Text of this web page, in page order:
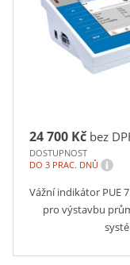
24 700 Kč bez
DOSTUPNOST
DO 3 PRAC. DNŮ
i
Vážní indikátor PUE
pro výstavbu